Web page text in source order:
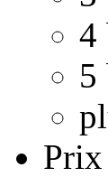
4
5
Prix